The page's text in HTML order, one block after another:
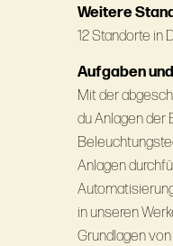
Weitere
12 Standorte in
Aufgaben
Mit der
du Anlagen der
Anlagen
in unseren
Grundlagen